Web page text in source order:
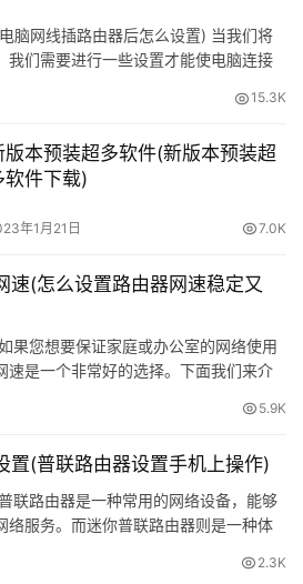
脑网线插路由器后怎么设置) 当我们将
我们需要进行一些设置才能使电脑连接
15.3K
版本预装超多软件(新版本预装超
软件下载)
年1月21日 7.0K
速(怎么设置路由器网速稳定又
果您想要保证家庭或办公室的网络使用
速是一个非常好的选择。下面我们来介
5.9K
置(普联路由器设置手机上操作)
联路由器是一种常用的网络设备，能够
络服务。而迷你普联路由器则是一种体
2.3K